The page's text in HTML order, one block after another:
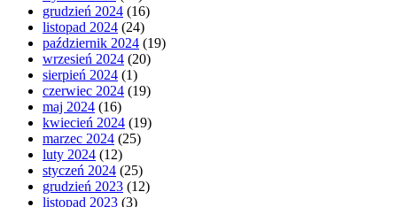
grudzień 2024 (16)
listopad 2024 (24)
październik 2024 (19)
wrzesień 2024 (20)
sierpień 2024 (1)
czerwiec 2024 (19)
maj 2024 (16)
kwiecień 2024 (19)
marzec 2024 (25)
luty 2024 (12)
styczeń 2024 (25)
grudzień 2023 (12)
listopad 2023 (3)